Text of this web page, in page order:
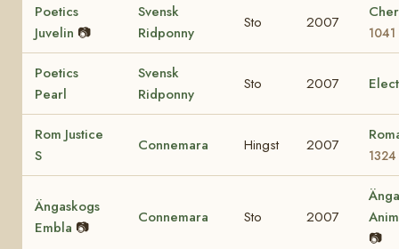
Poetics
Juvelin 📷
Svensk
Ridponny
Sto 2007
1041
Poetics
Pearl
Svensk
Ridponny
Sto 2007
Rom Justice
S
Connemara Hingst 2007
1324
Ängaskogs
Embla 📷
Connemara Sto 2007
📷